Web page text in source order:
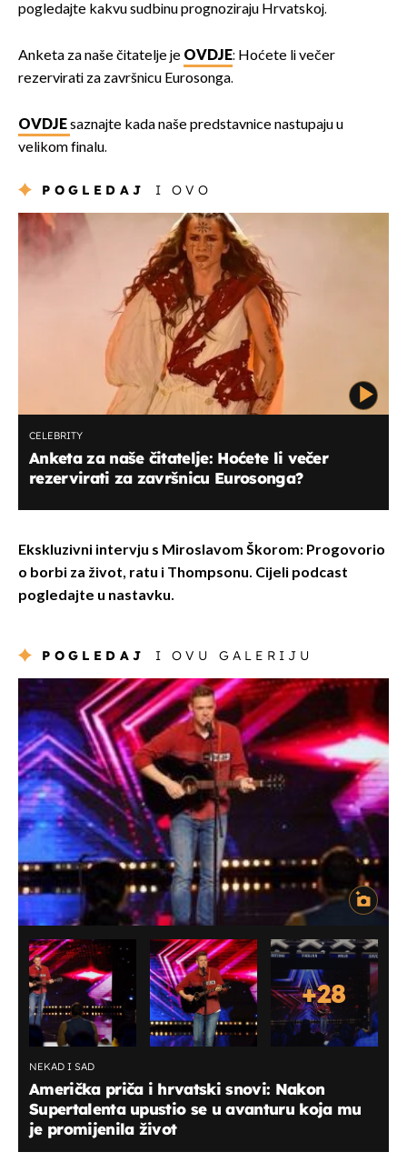
pogledajte kakvu sudbinu prognoziraju Hrvatskoj.
Anketa za naše čitatelje je OVDJE: Hoćete li večer
rezervirati za završnicu Eurosonga.
OVDJEsaznajte kada naše predstavnice nastupaju u
velikom finalu.
POGLEDAJ I OVO
CELEBRITY
Anketa za naše čitatelje: Hoćete li večer
rezervirati za završnicu Eurosonga?
Ekskluzivni intervju s Miroslavom Škorom: Progovorio
o borbi za život, ratu i Thompsonu. Cijeli podcast
pogledajte u nastavku.
POGLEDAJ I OVU GALERIJU
+28
NEKAD I SAD
Američka priča i hrvatski snovi: Nakon
Supertalenta upustio se u avanturu koja mu
je promijenila život